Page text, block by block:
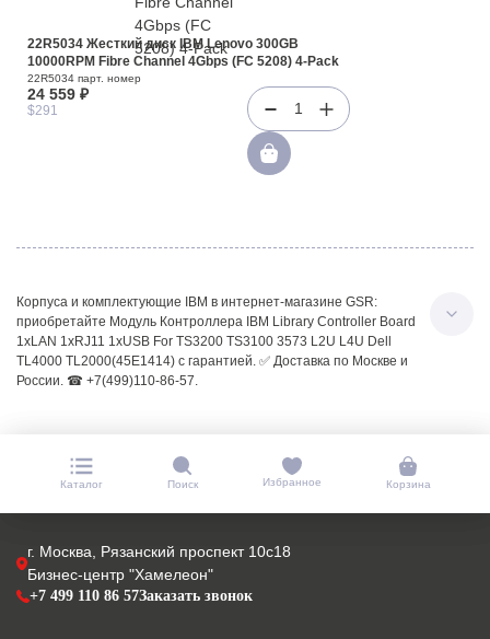
22R5034 Жесткий диск IBM Lenovo 300GB
10000RPM Fibre Channel 4Gbps (FC 5208) 4-Pack
22R5034 парт. номер
24 559 ₽
$291 1
Корпуса и комплектующие IBM в интернет-магазине GSR:
приобретайте Модуль Контроллера IBM Library Controller Board
1xLAN 1xRJ11 1xUSB For TS3200 TS3100 3573 L2U L4U Dell
TL4000 TL2000(45E1414) с гарантией. ✅ Доставка по Москве и
России. ☎ +7(499)110-86-57.
Каталог Поиск Избранное Корзина
г. Москва, Рязанский проспект 10с18
Бизнес-центр "Хамелеон"
+7 499 110 86 57Заказать звонок